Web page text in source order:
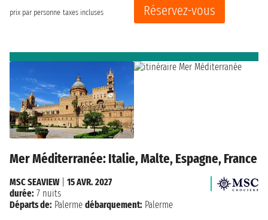
prix par personne taxes incluses
Réservez-vous
Mer Méditerranée: Italie, Malte, Espagne, France
MSC SEAVIEW| 15 AVR. 2027
durée: 7 nuits
Départs de: Palerme débarquement: Palerme